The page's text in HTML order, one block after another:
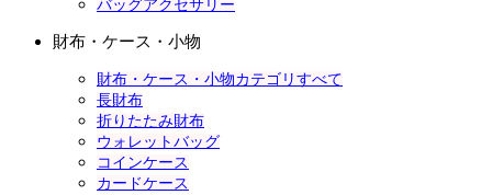
バッグアクセサリー
財布・ケース・小物
財布・ケース・小物カテゴリすべて
長財布
折りたたみ財布
ウォレットバッグ
コインケース
カードケース